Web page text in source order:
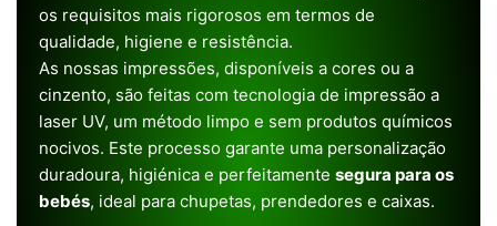
os requisitos mais rigorosos em termos de
qualidade, higiene e resistência.
As nossas impressões, disponíveis a cores ou a
cinzento, são feitas com tecnologia de impressão a
laser UV, um método limpo e sem produtos químicos
nocivos. Este processo garante uma personalização
duradoura, higiénica e perfeitamente segura para os
bebés, ideal para chupetas, prendedores e caixas.